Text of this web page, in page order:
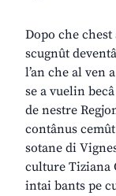
Dopo che
scugnût
l’an che al ven
se a vuelin
de nestre
contânus
sotane di
culture Tiziana
intai bants pe